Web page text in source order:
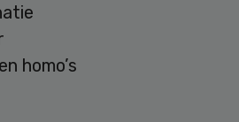
homo’s